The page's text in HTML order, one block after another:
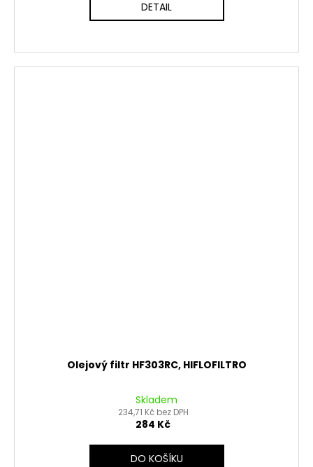
DETAIL
Olejový filtr HF303RC, HIFLOFILTRO
Skladem
234,71 Kč bez DPH
284 Kč
DO KOŠÍKU